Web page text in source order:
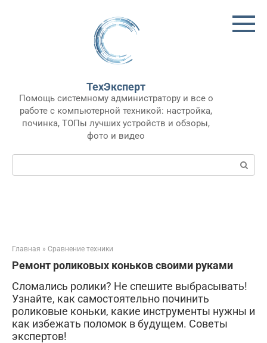
ТехЭксперт
Помощь системному администратору и все о
работе с компьютерной техникой: настройка,
починка, ТОПы лучших устройств и обзоры,
фото и видео
Поиск:
Главная » Сравнение техники
Ремонт роликовых коньков своими руками
Сломались ролики? Не спешите выбрасывать!
Узнайте, как самостоятельно починить
роликовые коньки, какие инструменты нужны и
как избежать поломок в будущем. Советы
экспертов!